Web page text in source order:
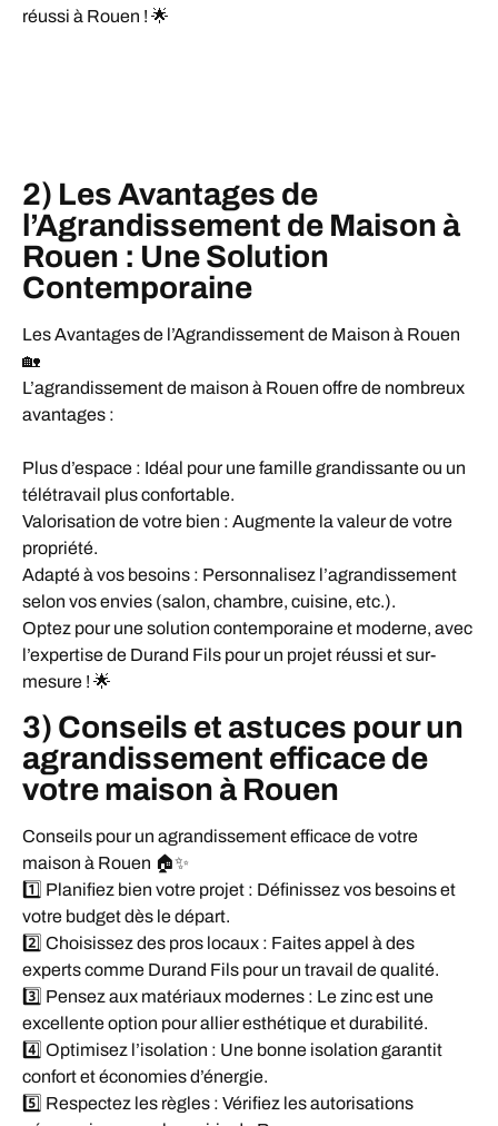
réussi à Rouen ! 🌟
2) Les Avantages de
l’Agrandissement de Maison à
Rouen : Une Solution
Contemporaine
Les Avantages de l’Agrandissement de Maison à Rouen
🏡
L’agrandissement de maison à Rouen offre de nombreux
avantages :
Plus d’espace : Idéal pour une famille grandissante ou un
télétravail plus confortable.
Valorisation de votre bien : Augmente la valeur de votre
propriété.
Adapté à vos besoins : Personnalisez l’agrandissement
selon vos envies (salon, chambre, cuisine, etc.).
Optez pour une solution contemporaine et moderne, avec
l’expertise de Durand Fils pour un projet réussi et sur-
mesure ! 🌟
3) Conseils et astuces pour un
agrandissement efficace de
votre maison à Rouen
Conseils pour un agrandissement efficace de votre
maison à Rouen 🏠✨
1️⃣ Planifiez bien votre projet : Définissez vos besoins et
votre budget dès le départ.
2️⃣ Choisissez des pros locaux : Faites appel à des
experts comme Durand Fils pour un travail de qualité.
3️⃣ Pensez aux matériaux modernes : Le zinc est une
excellente option pour allier esthétique et durabilité.
4️⃣ Optimisez l’isolation : Une bonne isolation garantit
confort et économies d’énergie.
5️⃣ Respectez les règles : Vérifiez les autorisations